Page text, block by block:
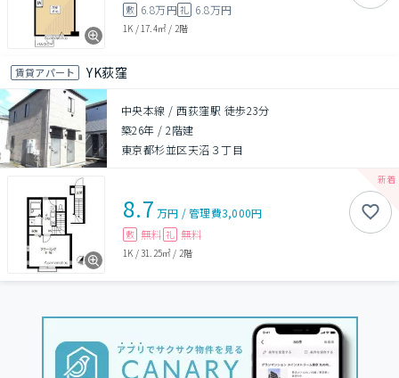
敷 6.8万円礼 6.8万円
1K / 17.4㎡ / 2階
賃貸アパート YK荻窪
中央本線 / 西荻窪駅 徒歩23分
築26年 /2階建
東京都杉並区天沼３丁目
8.7 万円 /管理費3,000円
敷 無料 礼 無料
1K /31.25㎡ / 2階